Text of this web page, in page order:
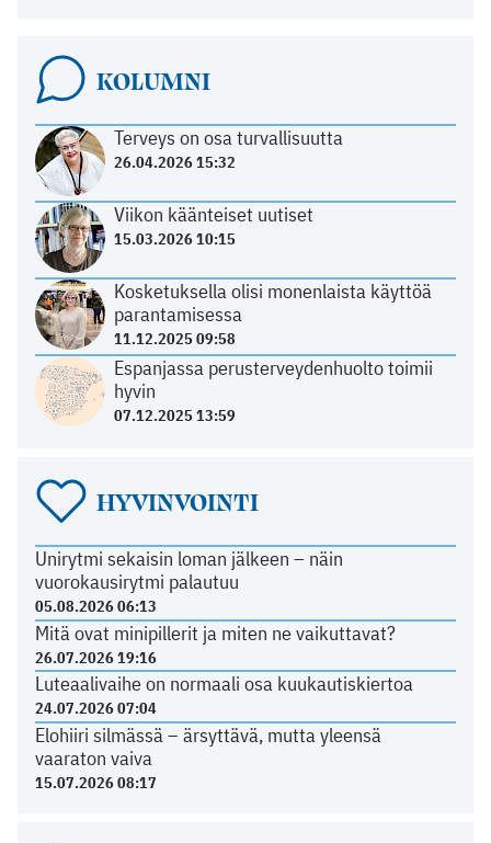
KOLUMNI
Terveys on osa turvallisuutta
26.04.2026 15:32
Viikon käänteiset uutiset
15.03.2026 10:15
Kosketuksella olisi monenlaista käyttöä
parantamisessa
11.12.2025 09:58
Espanjassa perusterveydenhuolto toimii
hyvin
07.12.2025 13:59
HYVINVOINTI
Unirytmi sekaisin loman jälkeen – näin
vuorokausirytmi palautuu
05.08.2026 06:13
Mitä ovat minipillerit ja miten ne vaikuttavat?
26.07.2026 19:16
Luteaalivaihe on normaali osa kuukautiskiertoa
24.07.2026 07:04
Elohiiri silmässä – ärsyttävä, mutta yleensä
vaaraton vaiva
15.07.2026 08:17